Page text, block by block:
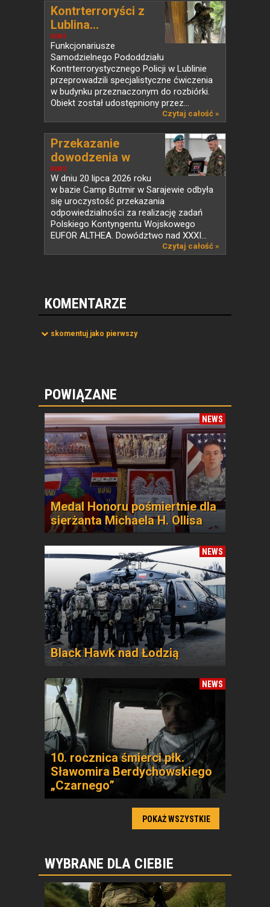
NEWS
Kontrterroryści z
Lublina...
Funkcjonariusze
Samodzielnego Pododdziału
Kontrterrorystycznego Policji w Lublinie
przeprowadzili specjalistyczne ćwiczenia
w budynku przeznaczonym do rozbiórki.
Obiekt został udostępniony przez...
Czytaj całość »
NEWS
Przekazanie
dowodzenia w
PKW...
W dniu 20 lipca 2026 roku
w bazie Camp Butmir w Sarajewie odbyła
się uroczystość przekazania
odpowiedzialności za realizację zadań
Polskiego Kontyngentu Wojskowego
EUFOR ALTHEA. Dowództwo nad XXXI...
Czytaj całość »
KOMENTARZE
skomentuj jako pierwszy
POWIĄZANE
NEWS
Medal Honoru pośmiertnie dla
sierżanta Michaela H. Ollisa
NEWS
Black Hawk nad Łodzią
NEWS
10. rocznica śmierci płk.
Sławomira Berdychowskiego
„Czarnego”
POKAŻ WSZYSTKIE
WYBRANE DLA CIEBIE